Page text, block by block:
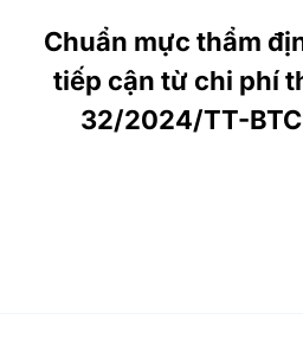
Chuẩn mực thẩm
tiếp cận từ chi phí
32/2024/TT-